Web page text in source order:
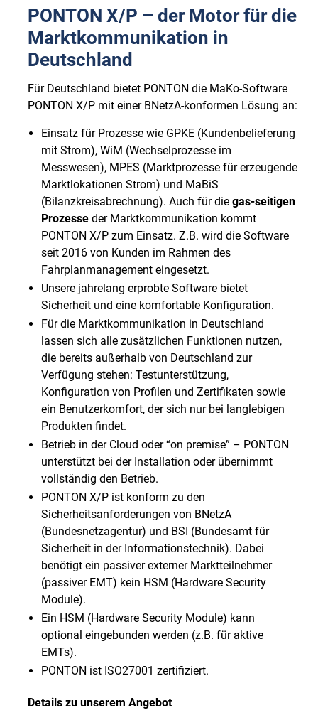
PONTON X/P – der Motor für die
Marktkommunikation in
Deutschland
Für Deutschland bietet PONTON die MaKo-Software
PONTON X/P mit einer BNetzA-konformen Lösung an:
Einsatz für Prozesse wie GPKE (Kundenbelieferung
mit Strom), WiM (Wechselprozesse im
Messwesen), MPES (Marktprozesse für erzeugende
Marktlokationen Strom) und MaBiS
(Bilanzkreisabrechnung). Auch für die gas-seitigen
Prozesseder Marktkommunikation kommt
PONTON X/P zum Einsatz. Z.B. wird die Software
seit 2016 von Kunden im Rahmen des
Fahrplanmanagement eingesetzt.
Unsere jahrelang erprobte Software bietet
Sicherheit und eine komfortable Konfiguration.
Für die Marktkommunikation in Deutschland
lassen sich alle zusätzlichen Funktionen nutzen,
die bereits außerhalb von Deutschland zur
Verfügung stehen: Testunterstützung,
Konfiguration von Profilen und Zertifikaten sowie
ein Benutzerkomfort, der sich nur bei langlebigen
Produkten findet.
Betrieb in der Cloud oder “on premise” – PONTON
unterstützt bei der Installation oder übernimmt
vollständig den Betrieb.
PONTON X/P ist konform zu den
Sicherheitsanforderungen von BNetzA
(Bundesnetzagentur) und BSI (Bundesamt für
Sicherheit in der Informationstechnik). Dabei
benötigt ein passiver externer Marktteilnehmer
(passiver EMT) kein HSM (Hardware Security
Module).
Ein HSM (Hardware Security Module) kann
optional eingebunden werden (z.B. für aktive
EMTs).
PONTON ist ISO27001 zertifiziert.
Details zu unserem Angebot